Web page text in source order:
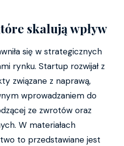
skalują wpływ
się w strategicznych
rynku. Startup rozwijał z
związane z naprawą,
wprowadzaniem do
ze zwrotów oraz
W materiałach
to przedstawiane jest